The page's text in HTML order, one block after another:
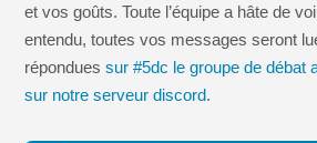
et vos goûts. Toute l’équipe a hâte de
entendu, toutes vos messages seront
réponduessur #5dc le groupe de débat
sur notre serveur discord.